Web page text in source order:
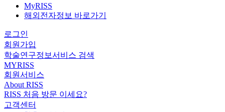
MyRISS
해외전자정보 바로가기
로그인
회원가입
학술연구정보서비스 검색
MYRISS
회원서비스
About RISS
RISS 처음 방문 이세요?
고객센터